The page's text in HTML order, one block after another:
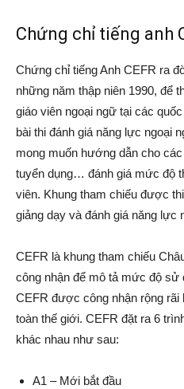
Chứng chỉ tiếng anh
Chứng chỉ tiếng Anh CEFR ra
những năm thập niên 1990, để
giáo viên ngoại ngữ tại các
bài thi đánh giá năng lực ngoại
mong muốn hướng dẫn cho
tuyển dụng… đánh giá mức độ
viên. Khung tham chiếu được
giảng dạy và đánh giá năng lực
CEFR là khung tham chiếu
công nhận để mô tả mức độ sử
CEFR được công nhận rộng rãi
toàn thế giới. CEFR đặt ra 6
khác nhau như sau:
A1 – Mới bắt đầu